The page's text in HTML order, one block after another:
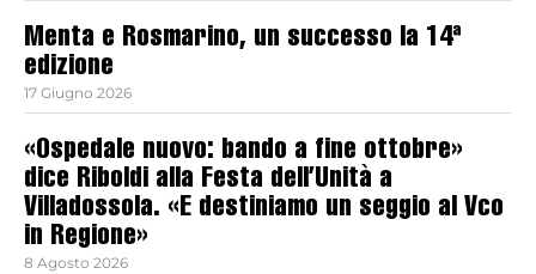
Menta e Rosmarino, un successo la 14ª
edizione
17 Giugno 2026
«Ospedale nuovo: bando a fine ottobre»
dice Riboldi alla Festa dell’Unità a
Villadossola. «E destiniamo un seggio al Vco
in Regione»
8 Agosto 2026